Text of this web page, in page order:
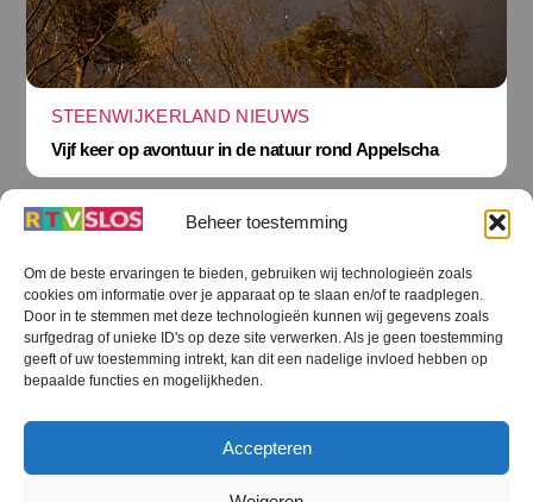
Beheer toestemming
Om de beste ervaringen te bieden, gebruiken wij technologieën zoals
cookies om informatie over je apparaat op te slaan en/of te raadplegen.
Door in te stemmen met deze technologieën kunnen wij gegevens zoals
surfgedrag of unieke ID's op deze site verwerken. Als je geen toestemming
geeft of uw toestemming intrekt, kan dit een nadelige invloed hebben op
bepaalde functies en mogelijkheden.
Accepteren
STEENWIJKERLAND NIEUWS
Vijf keer op avontuur in de natuur rond Appelscha
Terug
naar
boven
RTV SLOS
RTV SLOS ANBI